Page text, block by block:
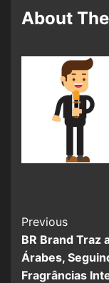
About
Previous
BR Brand Traz
Árabes,
Fragrâncias